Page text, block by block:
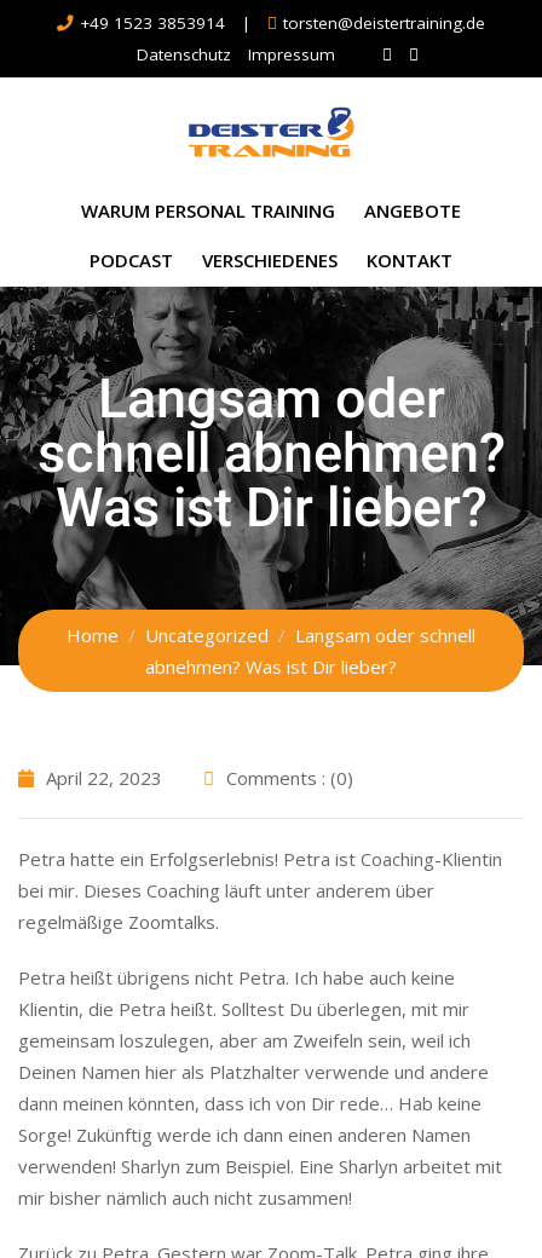
+49 1523 3853914 |
torsten@deistertraining.de
Datenschutz
Impressum
WARUM PERSONAL TRAINING ANGEBOTE
PODCAST VERSCHIEDENES KONTAKT
Langsam oder
schnell abnehmen?
Was ist Dir lieber?
Home Uncategorized
Langsam oder schnell
abnehmen? Was ist Dir lieber?
April 22, 2023 Comments : (0)
Petra hatte ein Erfolgserlebnis! Petra ist Coaching-Klientin
bei mir. Dieses Coaching läuft unter anderem über
regelmäßige Zoomtalks.
Petra heißt übrigens nicht Petra. Ich habe auch keine
Klientin, die Petra heißt. Solltest Du überlegen, mit mir
gemeinsam loszulegen, aber am Zweifeln sein, weil ich
Deinen Namen hier als Platzhalter verwende und andere
dann meinen könnten, dass ich von Dir rede… Hab keine
Sorge! Zukünftig werde ich dann einen anderen Namen
verwenden! Sharlyn zum Beispiel. Eine Sharlyn arbeitet mit
mir bisher nämlich auch nicht zusammen!
Zurück zu Petra. Gestern war Zoom-Talk. Petra ging ihre